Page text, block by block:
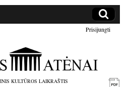
Prisijungti
KULTŪROS LAIKRAŠTIS